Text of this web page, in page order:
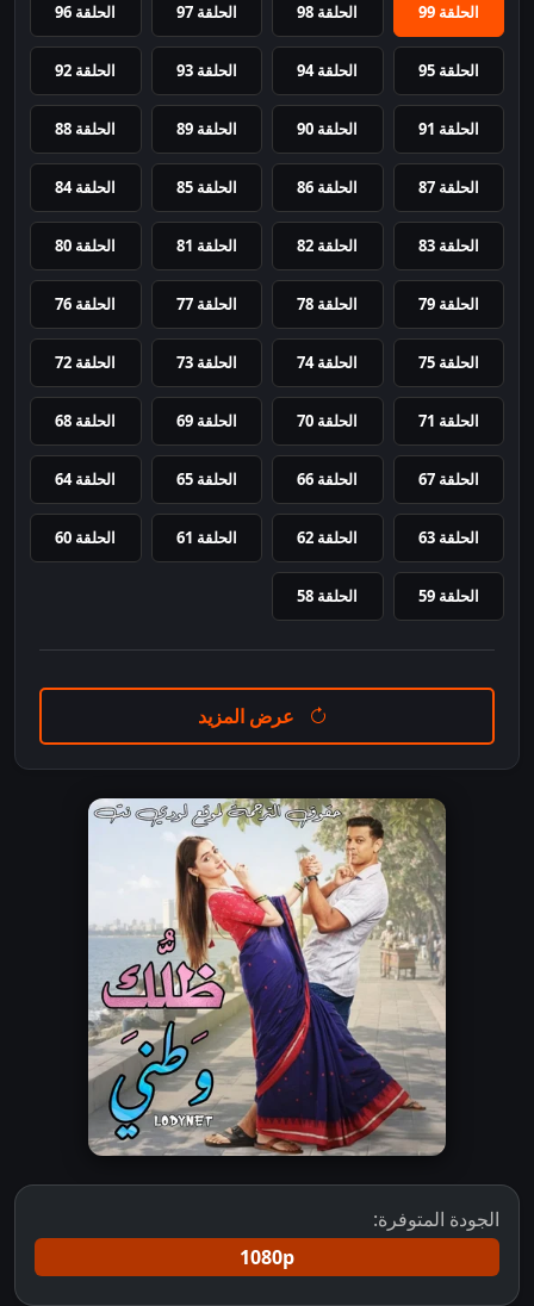
الحلقة 99 الحلقة 98 الحلقة 97 الحلقة 96
الحلقة 95 الحلقة 94 الحلقة 93 الحلقة 92
الحلقة 91 الحلقة 90 الحلقة 89 الحلقة 88
الحلقة 87 الحلقة 86 الحلقة 85 الحلقة 84
الحلقة 83 الحلقة 82 الحلقة 81 الحلقة 80
الحلقة 79 الحلقة 78 الحلقة 77 الحلقة 76
الحلقة 75 الحلقة 74 الحلقة 73 الحلقة 72
الحلقة 71 الحلقة 70 الحلقة 69 الحلقة 68
الحلقة 67 الحلقة 66 الحلقة 65 الحلقة 64
الحلقة 63 الحلقة 62 الحلقة 61 الحلقة 60
الحلقة 59 الحلقة 58
عرض المزيد
الجودة المتوفرة:
1080p